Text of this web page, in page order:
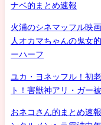
ナベ的まとめ速報
火浦のシネマッフル映
人オカマちゃんの鬼女
ーハーフ
ユカ・ヨネッフル！初
ト！害獣神アリ・ガー
おネコさん的まとめ速